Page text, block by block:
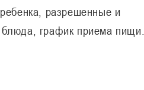
разрешенные и
график приема пищи.